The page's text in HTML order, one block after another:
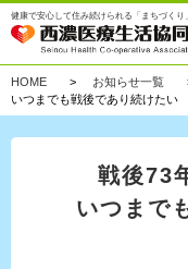
健康で安心して住み続けられる「まちづくり
HOME お知らせ一覧
いつまでも戦後であり続けたい
戦後73
いつまで